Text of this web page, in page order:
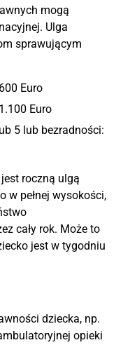
mogą
Ulga
sprawującym
Euro
Euro
5 lub bezradności:
roczną ulgą
w pełnej wysokości,
cały rok. Może to
jest w tygodniu
dziecka, np.
opieki